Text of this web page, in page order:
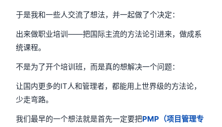
于是我和一些人交流了想法，并一起做了个决定：
出来做职业培训——把国际主流的方法论引进来，做成系
统课程。
不是为了开个培训班，而是真的想解决一个问题：
让国内更多的IT人和管理者，都能用上世界级的方法论，
少走弯路。
我们最早的一个想法就是首先一定要把PMP（项目管理专